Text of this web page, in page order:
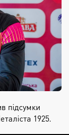
підсумки
1925.